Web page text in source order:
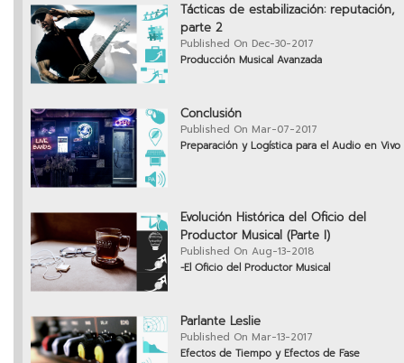
Tácticas de estabilización: reputación,
parte 2
Published On Dec-30-2017
Producción Musical Avanzada
Conclusión
Published On Mar-07-2017
Preparación y Logística para el Audio en Vivo
Evolución Histórica del Oficio del
Productor Musical (Parte I)
Published On Aug-13-2018
-El Oficio del Productor Musical
Parlante Leslie
Published On Mar-13-2017
Efectos de Tiempo y Efectos de Fase